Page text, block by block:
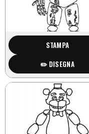
STAMPA
✏️ DISEGNA